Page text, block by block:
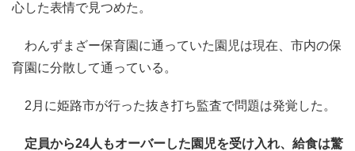
心した表情で見つめた。
わんずまざー保育園に通っていた園児は現在、市内の保
育園に分散して通っている。
2月に姫路市が行った抜き打ち監査で問題は発覚した。
定員から24人もオーバーした園児を受け入れ、給食は驚